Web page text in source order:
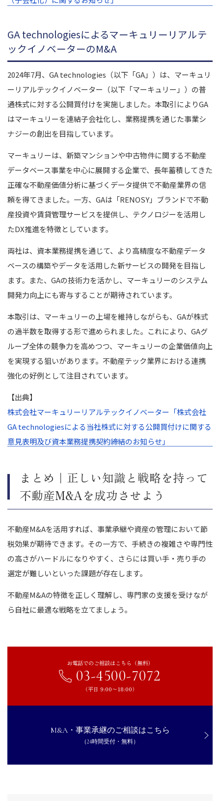
GA technologiesによるマーキュリーリアルテ
ックイノベーターのM&A
2024年7月、GA technologies（以下「GA」）は、マーキュリ
ーリアルテックイノベーター（以下「マーキュリー」）の普
通株式に対する公開買付けを実施しました。本取引によりGA
はマーキュリーを連結子会社化し、業務提携を通じた事業シ
ナジーの創出を目指しています。
マーキュリーは、新築マンションや中古物件に関する不動産
データベース事業を中心に展開する企業で、長年蓄積してきた
正確な不動産価値分析に基づくデータ提供で不動産業界の信
頼を得てきました。一方、GAは「RENOSY」ブランドで不動
産投資や賃貸管理サービスを提供し、テクノロジーを活用し
たDX推進を特徴としています。
両社は、資本業務提携を通じて、より高精度な不動産データ
ベースの構築やデータを活用した新サービスの開発を目指し
ます。また、GAの技術力を活かし、マーキュリーのシステム
開発力向上にも寄与することが期待されています。
本取引は、マーキュリーの上場を維持しながらも、GAが株式
の過半数を取得する形で進められました。これにより、GAグ
ループ全体の競争力を高めつつ、マーキュリーの企業価値向上
を実現する狙いがあります。不動産テック業界における連携
強化の好例として注目されています。
【出典】
株式会社マーキュリーリアルテックイノベーター「株式会社
GA technologiesによる当社株式に対する公開買付けに関する
意見表明及び資本業務提携契約締結のお知らせ」
まとめ｜正しい知識と戦略を持って
不動産M&Aを成功させよう
不動産M&Aを活用すれば、事業承継や資産の管理において節
税効果が期待できます。その一方で、手続きの複雑さや専門性
の高さがハードルになりやすく、さらには買い手・売り手の
選定が難しいといった課題が存在します。
不動産M&Aの特徴を正しく理解し、専門家の支援を受けなが
ら自社に最適な戦略を立てましょう。
お電話でのご相談はこちら（無料）
03-4500-7072
（平日 9:00〜18:00）
M&A・事業承継のご相談はこちら
（24時間受付・無料）